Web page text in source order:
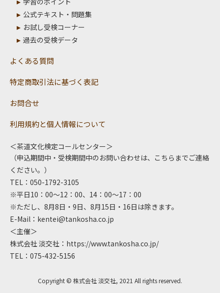
公式テキスト・問題集
お試し受検コーナー
過去の受検データ
よくある質問
特定商取引法に基づく表記
お問合せ
利用規約と個人情報について
＜茶道文化検定コールセンター＞
（申込期間中・受検期間中のお問い合わせは、こちらまでご連絡
ください。）
TEL：050-1792-3105
※平日10：00～12：00、14：00～17：00
※ただし、8月8日・9日、8月15日・16日は除きます。
E-Mail： kentei@tankosha.co.jp
＜主催＞
株式会社 淡交社： https://www.tankosha.co.jp/
TEL：075-432-5156
Copyright © 株式会社 淡交社, 2021 All rights reserved.